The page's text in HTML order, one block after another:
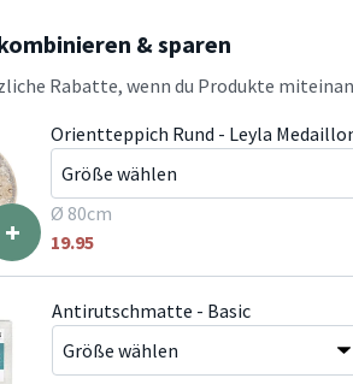
& sparen
Rabatte, wenn du Produkte
+
Orientteppich Rund - Leyla
Ø 80cm
19.95
Antirutschmatte - Basic